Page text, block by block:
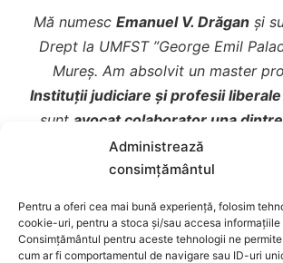
Administrează
consimțământul
Pentru a oferi cea mai bună experiență, folosim
cookie-uri, pentru a stoca și/sau accesa
Consimțământul pentru aceste tehnologii ne
cum ar fi comportamentul de navigare sau ID-uri
Mă numesc Emanuel V. Drăganși
Drept la UMFST ”George Emil
Mureș. Am absolvit un master
Instituții judiciare și profesii liberale
sunt avocat colaborator una
prestigiu Societăți Civile
Dobre, Damian & Asociații, în cadrul
despre alte situații interesante din
Mă găsești și peLinkedinsau mă